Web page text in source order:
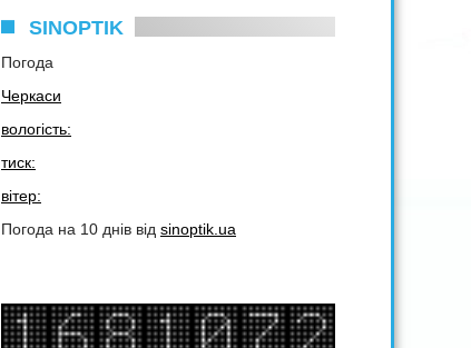
SINOPTIK
Погода
Черкаси
вологість:
тиск:
вітер:
Погода на 10 днів від sinoptik.ua